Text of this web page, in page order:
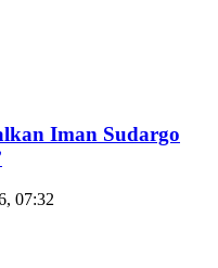
Iman Sudargo
07:32